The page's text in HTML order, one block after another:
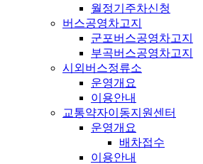
월정기주차신청
버스공영차고지
군포버스공영차고지
부곡버스공영차고지
시외버스정류소
운영개요
이용안내
교통약자이동지원센터
운영개요
배차접수
이용안내